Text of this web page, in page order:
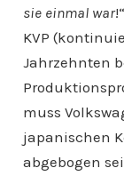
sie einmal war!“
KVP
Jahrzehnten
muss
japanischen
abgebogen